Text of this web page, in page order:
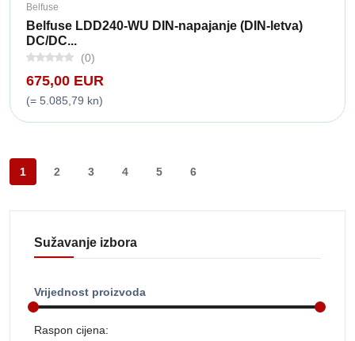
Belfuse
Belfuse LDD240-WU DIN-napajanje (DIN-letva)
DC/DC...
(0)
675,00 EUR
(= 5.085,79 kn)
1 2 3 4 5 6
Sužavanje izbora
Vrijednost proizvoda
Raspon cijena: